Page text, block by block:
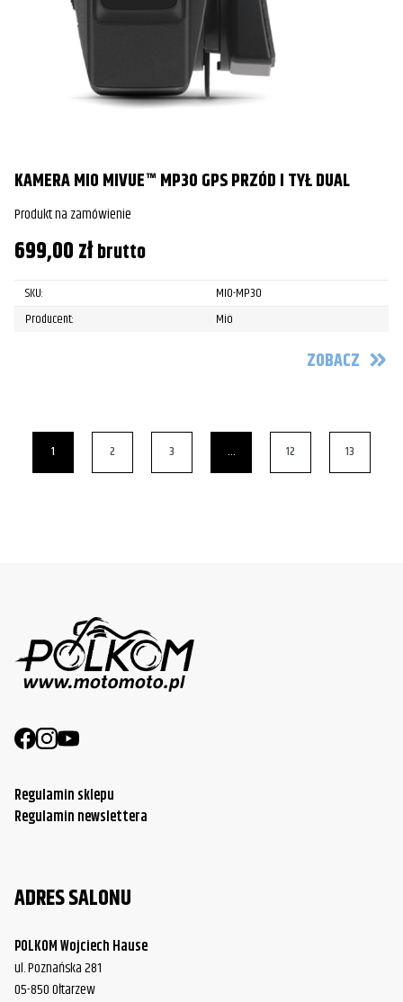
KAMERA MIO MIVUE™ MP30 GPS PRZÓD I TYŁ DUAL
Produkt na zamówienie
699,00złbrutto
SKU:
MIO-MP30
Producent:
Mio
ZOBACZ
1 2 3 … 12 13
Regulamin sklepu
Regulamin newslettera
ADRES SALONU
POLKOM Wojciech Hause
ul. Poznańska 281
05-850 Ołtarzew